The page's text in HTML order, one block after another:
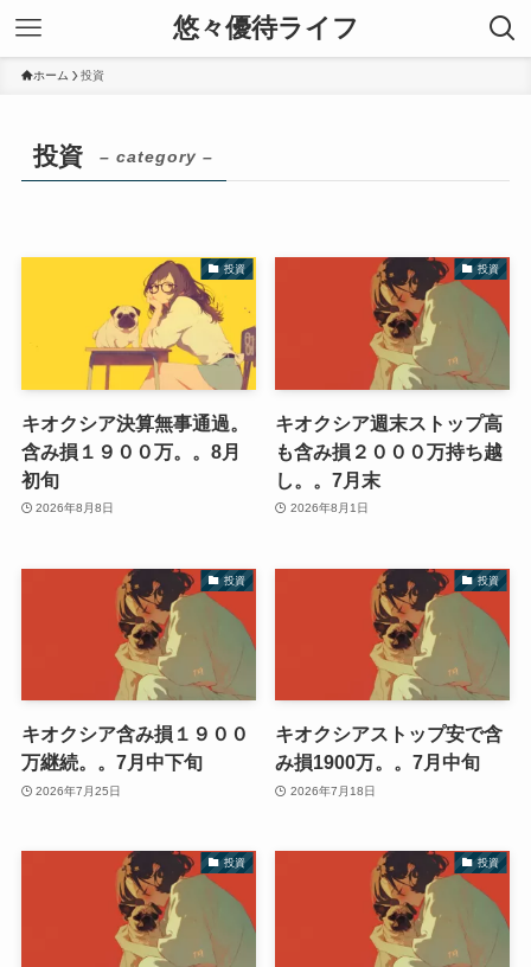
悠々優待ライフ
ホーム 投資
投資 – category –
投資
キオクシア決算無事通過。
含み損１９００万。。8月
初旬
2026年8月8日
投資
キオクシア週末ストップ高
も含み損２０００万持ち越
し。。7月末
2026年8月1日
投資
キオクシア含み損１９００
万継続。。7月中下旬
2026年7月25日
投資
キオクシアストップ安で含
み損1900万。。7月中旬
2026年7月18日
投資 投資